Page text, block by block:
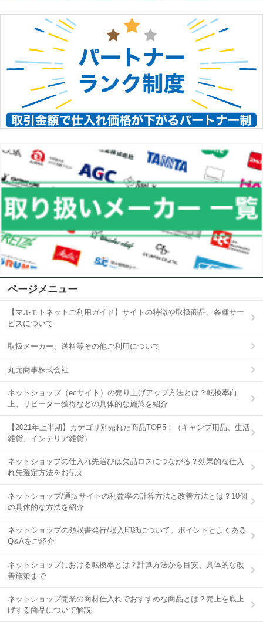
ページメニュー
【マルモトネットご利用ガイド】サイトの特徴や取扱商品、各種サー
ビスについて
取扱メーカー、送料等その他ご利用について
丸元商事株式会社
ネットショップ（ecサイト）の売り上げアップ方法とは？転換率向
上、リピーター獲得などの具体的な施策を紹介
【2021年上半期】カテゴリ別売れた商品TOP5！（キャンプ用品、生活
雑貨、インテリア雑貨）
ネットショップの仕入れ先選びは欠品ロスにつながる？効果的な仕入
れ先選定方法をお伝え
ネットショップ/通販サイトの利益率の計算方法と改善方法とは？10個
の具体的な方法を紹介
ネットショップの領収書発行/収入印紙について。ポイントとよくある
Q&Aをご紹介
ネットショップにおける転換率とは？計算方法から目安、具体的な改
善施策まで
ネットショップ開業の商材仕入れでおすすめな商品とは？売上を底上
げする商品について解説